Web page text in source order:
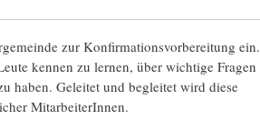
zur Konfirmationsvorbereitung ein.
kennen zu lernen, über wichtige Fragen
haben. Geleitet und begleitet wird diese
MitarbeiterInnen.